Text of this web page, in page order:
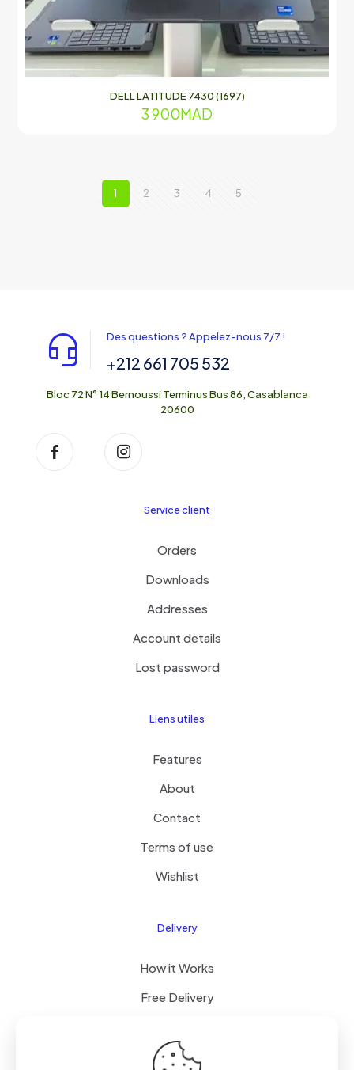
DELL LATITUDE 7430 (1697)
3 900MAD
1 2 3 4 5
Des questions ? Appelez-nous 7/7 !
+212 661 705 532
Bloc 72 N° 14 Bernoussi Terminus Bus 86, Casablanca
20600
Service client
Orders
Downloads
Addresses
Account details
Lost password
Liens utiles
Features
About
Contact
Terms of use
Wishlist
Delivery
How it Works
Free Delivery